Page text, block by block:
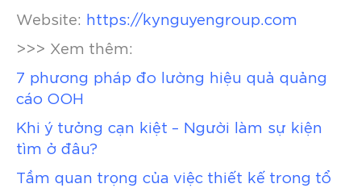
Website: https://kynguyengroup.com
>>> Xem thêm:
7 phương pháp đo lường hiệu quả quảng
cáo OOH
Khi ý tưởng cạn kiệt – Người làm sự kiện
tìm ở đâu?
Tầm quan trọng của việc thiết kế trong tổ